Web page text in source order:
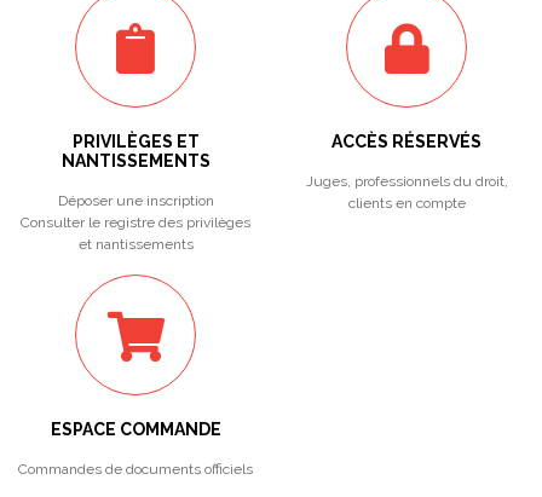
PRIVILÈGES ET
NANTISSEMENTS
Déposer une inscription
Consulter le registre des privilèges
et nantissements
ACCÈS RÉSERVÉS
Juges, professionnels du droit,
clients en compte
ESPACE COMMANDE
Commandes de documents officiels